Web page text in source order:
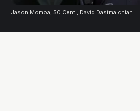
Jason Momoa, 50 Cent , David Dastmalchian